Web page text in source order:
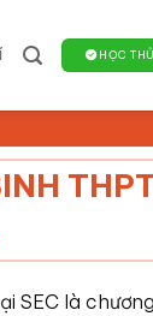
HỌC THỬ
SEC là